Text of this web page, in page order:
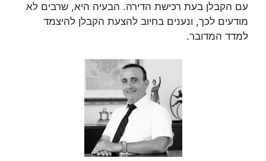
עם הקבלן בעת רכישת הדירה. הבעיה היא, שרבים לא
מודעים לכך, ונענים בחיוב להצעת הקבלן להיצמד
למדד המדובר.